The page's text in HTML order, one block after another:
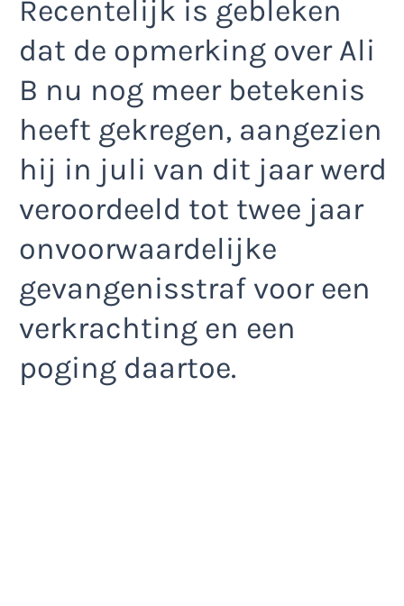
Recentelijk is gebleken
dat de opmerking over Ali
B nu nog meer betekenis
heeft gekregen, aangezien
hij in juli van dit jaar werd
veroordeeld tot twee jaar
onvoorwaardelijke
gevangenisstraf voor een
verkrachting en een
poging daartoe.